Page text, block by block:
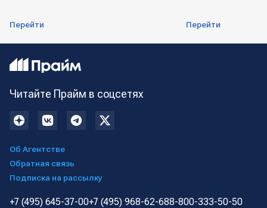
Перейти Перейти
Читайте Прайм в соцсетях
Об Агентстве
Обратная связь
Подписка на рассылку
+7 (495) 645-37-00+7 (495) 968-62-688-800-333-50-50